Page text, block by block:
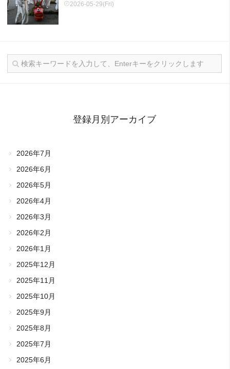
2026-05-29(Fri)
登録月別アーカイブ
2026年7月
2026年6月
2026年5月
2026年4月
2026年3月
2026年2月
2026年1月
2025年12月
2025年11月
2025年10月
2025年9月
2025年8月
2025年7月
2025年6月